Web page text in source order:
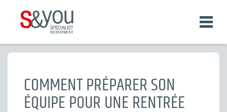
principal
Fil
COMMENT PRÉPARER SON
ÉQUIPE POUR UNE RENTRÉE